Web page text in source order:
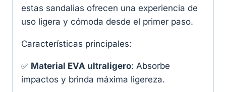
estas sandalias ofrecen una experiencia de
uso ligera y cómoda desde el primer paso.
Características principales:
✅ Material EVA ultraligero: Absorbe
impactos y brinda máxima ligereza.